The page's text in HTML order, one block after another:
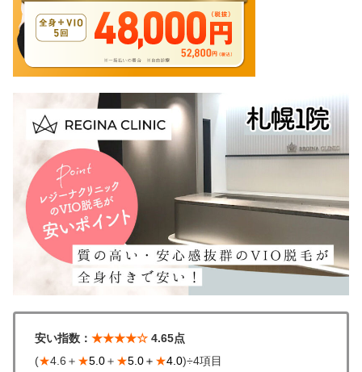
安い指数： ★★★★☆ 4.65点
(★4.6＋ ★5.0＋ ★5.0＋ ★4.0)÷4項目